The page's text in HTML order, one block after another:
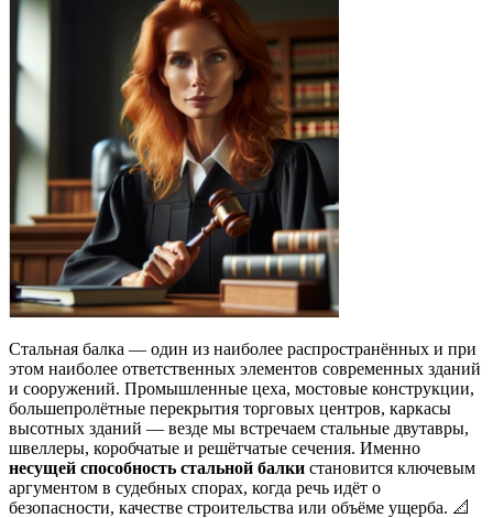
Стальная балка — один из наиболее распространённых и при
этом наиболее ответственных элементов современных зданий
и сооружений. Промышленные цеха, мостовые конструкции,
большепролётные перекрытия торговых центров, каркасы
высотных зданий — везде мы встречаем стальные двутавры,
швеллеры, коробчатые и решётчатые сечения. Именно
несущей способность стальной балки становится ключевым
аргументом в судебных спорах, когда речь идёт о
безопасности, качестве строительства или объёме ущерба. 📐